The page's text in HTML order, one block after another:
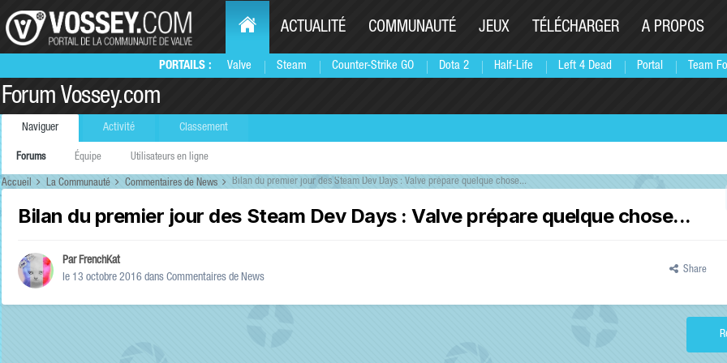
PORTAILS : Valve Steam Counter-Strike GO Dota 2 Half-Life Left 4 Dead Portal Team
ACTUALITÉ COMMUNAUTÉ JEUX TÉLÉCHARGER A PROPOS
Forum Vossey.com
Naviguer
Forums Équipe Utilisateurs en ligne
Activité Classement
Accueil La Communauté Commentaires de News Bilan du premier jour des Steam Dev Days : Valve prépare quelque chose...
Bilan du premier jour des Steam Dev Days : Valve prépare quelque chose...
ParFrenchKat
le 13 octobre 2016 dans Commentaires de News
Share